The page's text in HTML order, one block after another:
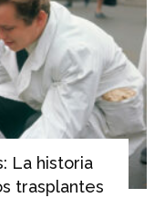
La historia
trasplantes